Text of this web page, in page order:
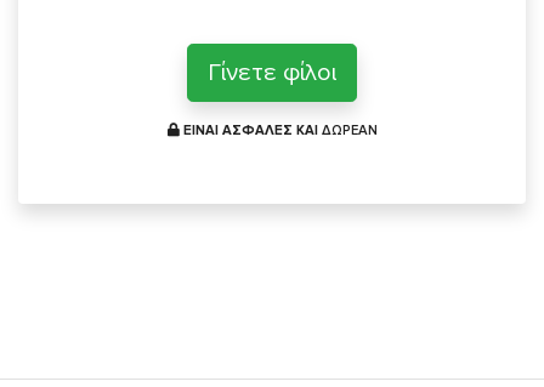
Γίνετε φίλοι
ΕΙΝΑΙ ΑΣΦΑΛΕΣ ΚΑΙ ΔΩΡΕΑΝ